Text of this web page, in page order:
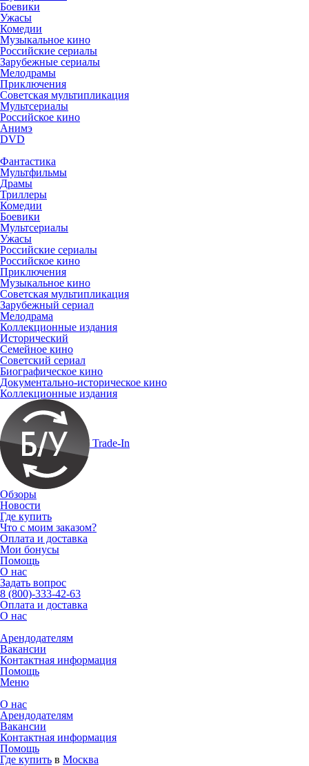
Боевики
Ужасы
Комедии
Музыкальное кино
Российские сериалы
Зарубежные сериалы
Мелодрамы
Приключения
Советская мультипликация
Мультсериалы
Российское кино
Анимэ
DVD
Фантастика
Мультфильмы
Драмы
Триллеры
Комедии
Боевики
Мультсериалы
Ужасы
Российские сериалы
Российское кино
Приключения
Музыкальное кино
Советская мультипликация
Зарубежный сериал
Мелодрама
Коллекционные издания
Исторический
Семейное кино
Советский сериал
Биографическое кино
Документально-историческое кино
Коллекционные издания
Trade-In
Обзоры
Новости
Где купить
Что с моим заказом?
Оплата и доставка
Мои бонусы
Помощь
О нас
Задать вопрос
8 (800)-333-42-63
Оплата и доставка
О нас
Арендодателям
Вакансии
Контактная информация
Помощь
Меню
О нас
Арендодателям
Вакансии
Контактная информация
Помощь
Где купить в Москва